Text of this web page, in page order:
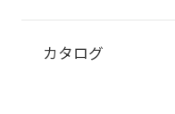
カタログ